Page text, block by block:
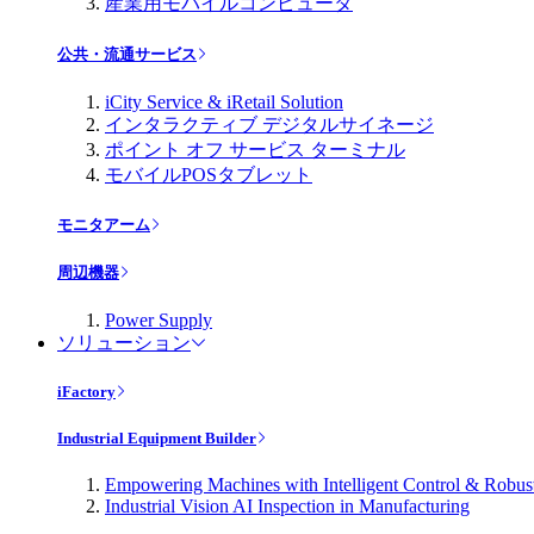
公共・流通サービス
iCity Service & iRetail Solution
インタラクティブ デジタルサイネージ
ポイント オフ サービス ターミナル
モバイルPOSタブレット
モニタアーム
周辺機器
Power Supply
ソリューション
iFactory
Industrial Equipment Builder
Empowering Machines with Intelligent Control &
Industrial Vision AI Inspection in Manufacturing